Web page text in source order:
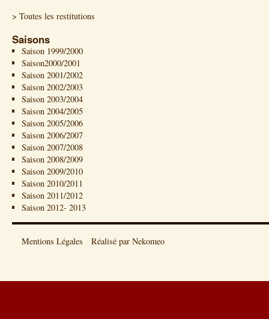
> Toutes les restitutions
Saisons
Saison 1999/2000
Saison2000/2001
Saison 2001/2002
Saison 2002/2003
Saison 2003/2004
Saison 2004/2005
Saison 2005/2006
Saison 2006/2007
Saison 2007/2008
Saison 2008/2009
Saison 2009/2010
Saison 2010/2011
Saison 2011/2012
Saison 2012- 2013
Mentions Légales Réalisé par Nekomeo